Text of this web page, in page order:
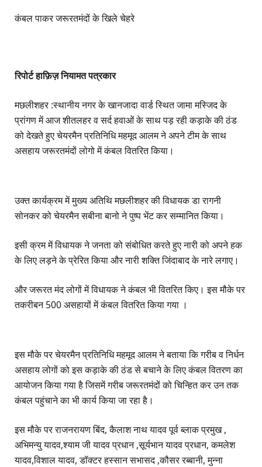
कंबल पाकर जरूरतमंदों के खिले चेहरे
रिपोर्ट हाफ़िज़ नियामत पत्रकार
मछलीशहर :स्थानीय नगर के खानजादा वार्ड स्थित जामा मस्जिद के
प्रांगण में आज शीतलहर व सर्द हवाओं के साथ पड़ रही कड़ाके की ठंड
को देखते हुए चेयरमैन प्रतिनिधि महमूद आलम ने अपने टीम के साथ
असहाय जरूरतमंदों लोगो में कंबल वितरित किया।
उक्त कार्यक्रम में मुख्य अतिथि मछलीशहर की विधायक डा रागनी
सोनकर को चेयरमैन सबीना बानो ने पुष्प भेंट कर सम्मानित किया।
इसी क्रम में विधायक ने जनता को संबोधित करते हुए नारी को अपने हक
के लिए लड़ने के प्रेरित किया और नारी शक्ति जिंदाबाद के नारे लगाए।
और जरूरत मंद लोगों में विधायक ने कंबल भी वितरित किए। इस मौके पर
तकरीबन 500 असहायों में कंबल वितरित किया गया ।
इस मौके पर चेयरमैन प्रतिनिधि महमूद आलम ने बताया कि गरीब व निर्धन
असहाय लोगों को इस कड़ाके की ठंड से बचाने के लिए कंबल वितरण का
आयोजन किया गया है जिसमें गरीब जरूरतमंदों को चिन्हित कर उन तक
कंबल पहुंचाने का भी कार्य किया जा रहा है।
इस मौके पर राजनरायण बिंद, कैलाश नाथ यादव पूर्व ब्लाक प्रमुख ,
अभिमन्यु यादव,श्याम जी यादव प्रधान ,सूर्यभान यादव प्रधान, कमलेश
यादव,विशाल यादव, डॉक्टर हस्सान सभासद ,कौसर रब्बानी, मुन्ना